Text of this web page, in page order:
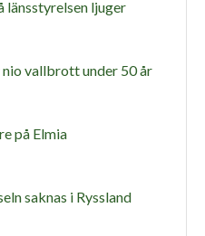
länsstyrelsen ljuger
vallbrott under 50 år
på Elmia
saknas i Ryssland